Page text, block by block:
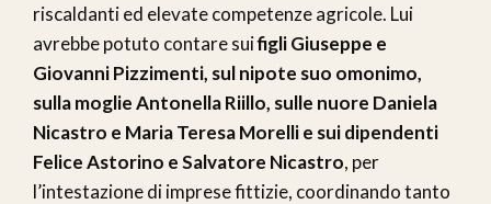
riscaldanti ed elevate competenze agricole. Lui
avrebbe potuto contare suifigli Giuseppe e
Giovanni Pizzimenti, sul nipote suo omonimo,
sulla moglie Antonella Riillo, sulle nuore Daniela
Nicastro e Maria Teresa Morelli e sui dipendenti
Felice Astorino e Salvatore Nicastro, per
l’intestazione di imprese fittizie, coordinando tanto